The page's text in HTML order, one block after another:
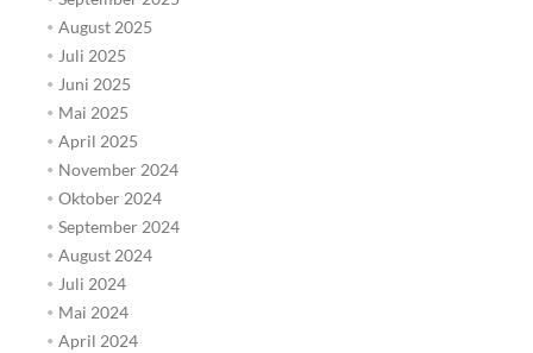
August 2025
Juli 2025
Juni 2025
Mai 2025
April 2025
November 2024
Oktober 2024
September 2024
August 2024
Juli 2024
Mai 2024
April 2024